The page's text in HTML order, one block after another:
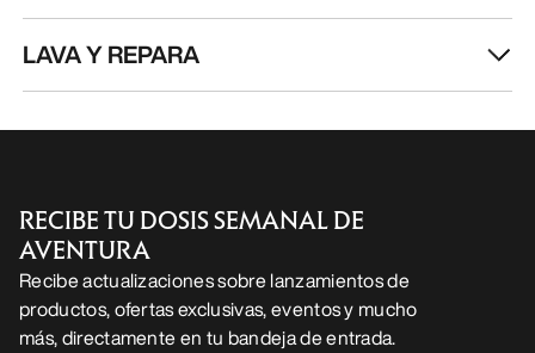
LAVA Y REPARA
RECIBE TU DOSIS SEMANAL DE
AVENTURA
Recibe actualizaciones sobre lanzamientos de
productos, ofertas exclusivas, eventos y mucho
más, directamente en tu bandeja de entrada.